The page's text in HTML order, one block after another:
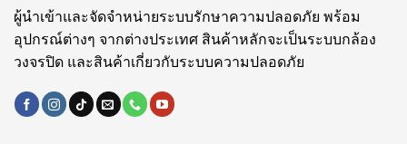
ผู้นำเข้าและจัดจำหน่ายระบบรักษาความปลอดภัย พร้อม
อุปกรณ์ต่างๆ จากต่างประเทศ สินค้าหลักจะเป็นระบบกล้อง
วงจรปิด และสินค้าเกี่ยวกับระบบความปลอดภัย